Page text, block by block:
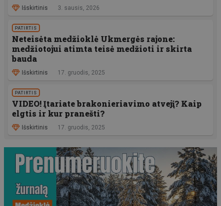
Išskirtinis 3. sausis, 2026
PATIRTIS
Neteisėta medžioklė Ukmergės rajone:
medžiotojui atimta teisė medžioti ir skirta
bauda
Išskirtinis 17. gruodis, 2025
PATIRTIS
VIDEO! Įtariate brakonieriavimo atvejį? Kaip
elgtis ir kur pranešti?
Išskirtinis 17. gruodis, 2025